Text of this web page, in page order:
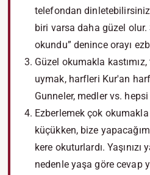
telefondan
biri varsa daha güzel olur.
okundu” denince orayı
Güzel okumakla
uymak, harfleri Kur'an
Gunneler, medler vs. hepsi
Ezberlemek çok okumakla
küçükken, bize
kere okuturlardı. Yaşınızı
nedenle yaşa göre cevap